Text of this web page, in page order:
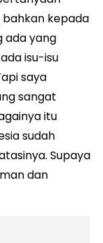
kepada
ada yang
isu-isu
saya
sangat
itu
sudah
Supaya
dan